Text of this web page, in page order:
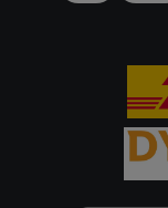
Door op "Akkoord"
voor alle
inclusief over de
jouw toestemming
Klik